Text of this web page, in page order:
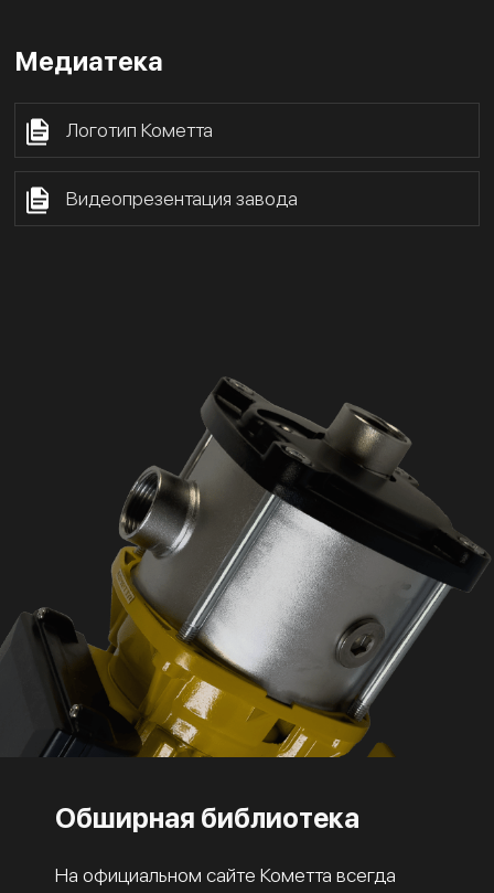
Медиатека
Логотип Кометта
Видеопрезентация завода
Обширная библиотека
На официальном сайте Кометта всегда